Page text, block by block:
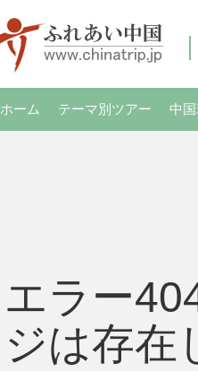
ホーム テーマ別ツアー 中
エラー
ジは存在